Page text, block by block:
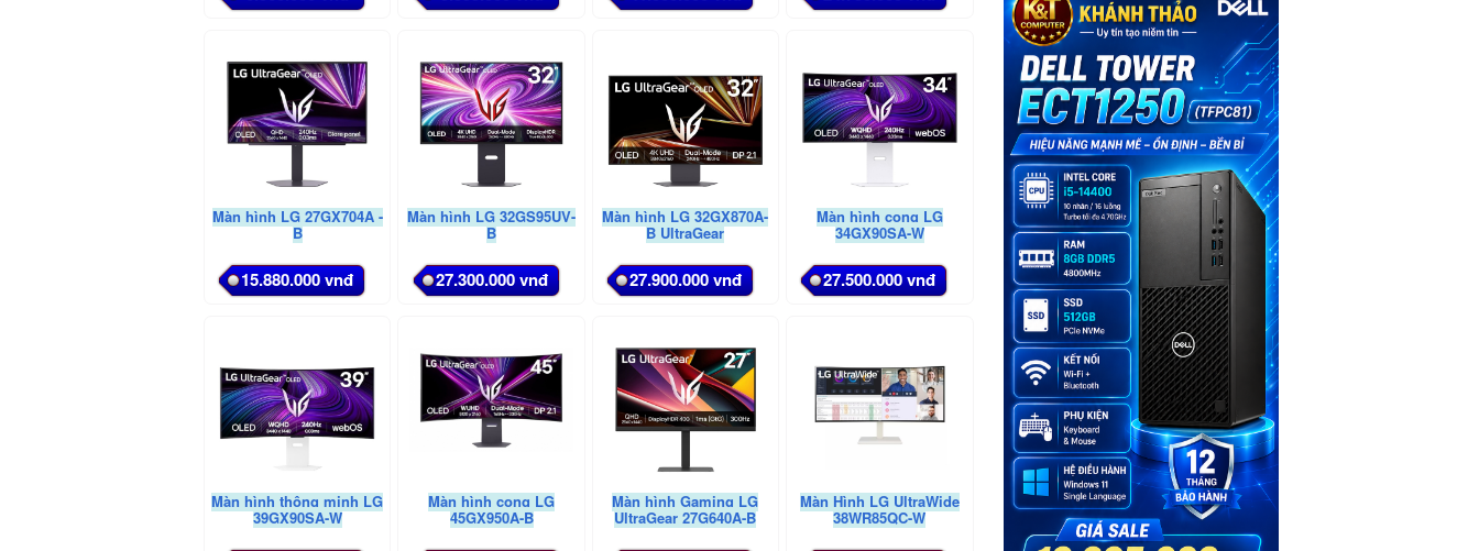
Màn hình LG 27GX704A -
B
15.880.000 vnđ
Màn hình LG 32GS95UV-
B
27.300.000 vnđ
Màn hình LG 32GX870A-
B UltraGear
27.900.000 vnđ
Màn hình cong LG
34GX90SA-W
27.500.000 vnđ
Màn hình thông minh LG
39GX90SA-W
Màn hình cong LG
45GX950A-B
Màn hình Gaming LG
UltraGear 27G640A-B
Màn Hình LG UltraWide
38WR85QC-W